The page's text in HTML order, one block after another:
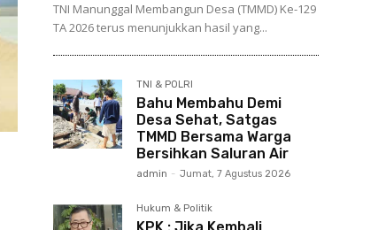
TNI Manunggal Membangun Desa (TMMD) Ke-129
TA 2026 terus menunjukkan hasil yang...
TNI & POLRI
Bahu Membahu Demi
Desa Sehat, Satgas
TMMD Bersama Warga
Bersihkan Saluran Air
admin - Jumat, 7 Agustus 2026
Hukum & Politik